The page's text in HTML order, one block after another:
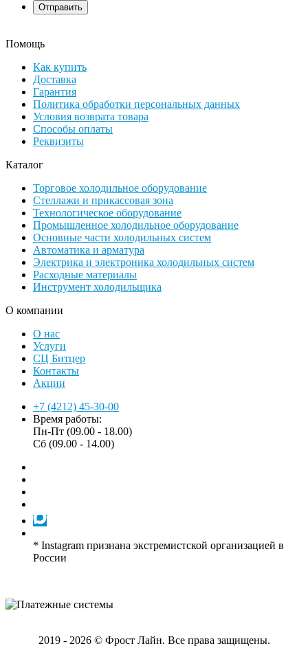
Помощь
Как купить
Доставка
Гарантия
Политика обработки персональных данных
Условия возврата товара
Способы оплаты
Реквизиты
Каталог
Торговое холодильное оборудование
Стеллажи и прикассовая зона
Технологическое оборудование
Промышленное холодильное оборудование
Основные части холодильных систем
Автоматика и арматура
Электрика и электроника холодильных систем
Расходные материалы
Инструмент холодильщика
О компании
О нас
Услуги
СЦ Битцер
Контакты
Акции
+7 (4212) 45-30-00
Время работы:
Пн-Пт (09.00 - 18.00)
Сб (09.00 - 14.00)
* Instagram признана экстремистской организацией в
России
2019 - 2026 © Фрост Лайн. Все права защищены.